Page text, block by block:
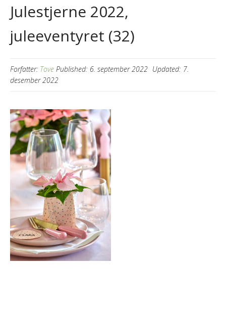
Julestjerne 2022,
juleeventyret (32)
Forfatter: Tove Published: 6. september 2022 Updated: 7.
desember 2022